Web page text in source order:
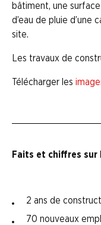
bâtiment, une
d’eau de pluie d’une
site.
Les travaux de
Télécharger les
Faits et chiffres
2 ans de
70 nouveaux